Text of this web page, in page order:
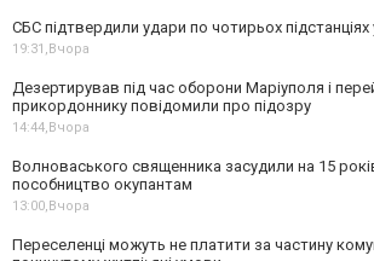
СБС підтвердили удари по чотирьох підстанціях
19:31,Вчора
Дезертирував під час оборони Маріуполя і
прикордоннику повідомили про підозру
14:44,Вчора
Волноваського священника засудили на 15
пособництво окупантам
13:00,Вчора
Переселенці можуть не платити за частину